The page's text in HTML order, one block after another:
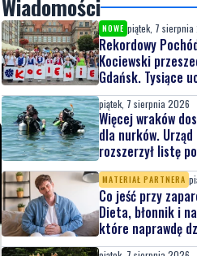
Wiadomości
NOWE piątek, 7
Rekordowy
Kociewski
Gdańsk. Tysiące
na jubileuszowej
piątek, 7 sierpnia 2026
Więcej wraków
dla nurków.
rozszerzył listę
atrakcji
MATERIAŁ PARTNERA
Co jeść przy
Dieta, błonnik i
które naprawdę